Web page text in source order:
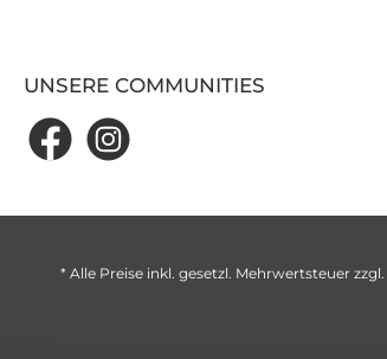
UNSERE COMMUNITIES
* Alle Preise inkl. gesetzl. Mehrwertsteuer zzgl.